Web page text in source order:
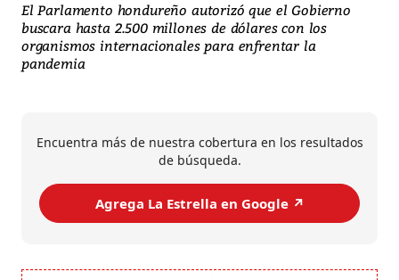
El Parlamento hondureño autorizó que el Gobierno
buscara hasta 2.500 millones de dólares con los
organismos internacionales para enfrentar la
pandemia
Encuentra más de nuestra cobertura en los resultados
de búsqueda.
Agrega La Estrella en Google ↗️